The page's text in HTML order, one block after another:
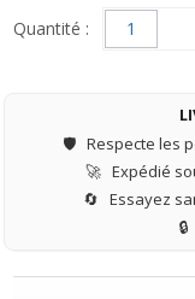
Quantité :
🛡️ Respecte les
🚀 Expédié
🔄 Essayez
🔒